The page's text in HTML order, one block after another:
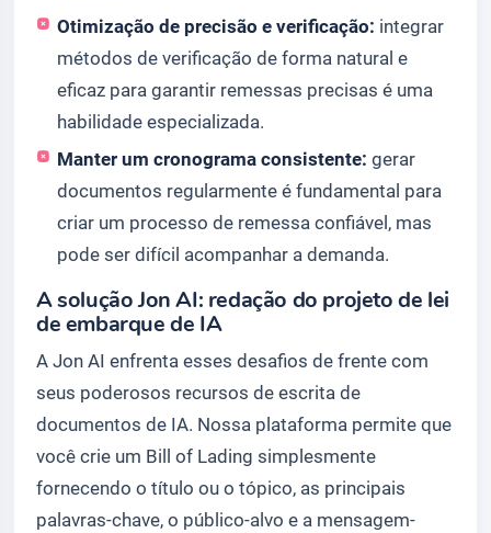
Otimização de precisão e verificação: integrar
métodos de verificação de forma natural e
eficaz para garantir remessas precisas é uma
habilidade especializada.
Manter um cronograma consistente: gerar
documentos regularmente é fundamental para
criar um processo de remessa confiável, mas
pode ser difícil acompanhar a demanda.
A solução Jon AI: redação do projeto de lei
de embarque de IA
A Jon AI enfrenta esses desafios de frente com
seus poderosos recursos de escrita de
documentos de IA. Nossa plataforma permite que
você crie um Bill of Lading simplesmente
fornecendo o título ou o tópico, as principais
palavras-chave, o público-alvo e a mensagem-